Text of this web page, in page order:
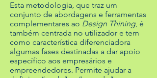
Esta metodologia, que traz um
conjunto de abordagens e ferramentas
complementares ao Design Thining, é
também centrada no utilizador e tem
como característica diferenciadora
algumas fases destinadas a dar apoio
específico aos empresários e
empreendedores. Permite ajudar a